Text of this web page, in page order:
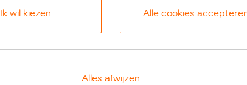
Ik wil kiezen Alle cookies
Alles afwijzen